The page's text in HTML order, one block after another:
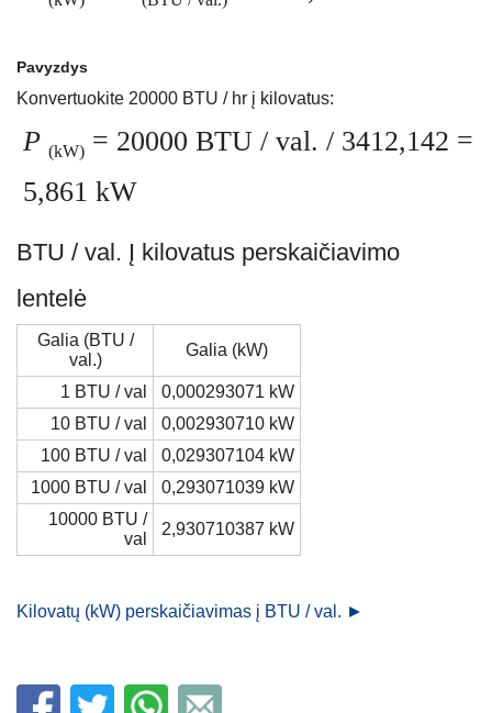
Pavyzdys
Konvertuokite 20000 BTU / hr į kilovatus:
P (kW) = 20000 BTU / val. / 3412,142 =
5,861 kW
BTU / val. Į kilovatus perskaičiavimo
lentelė
Galia (BTU /
val.)
Galia (kW)
1 BTU / val
0,000293071 kW
10 BTU / val
0,002930710 kW
100 BTU / val
0,029307104 kW
1000 BTU / val
0,293071039 kW
10000 BTU /
val
2,930710387 kW
Kilovatų (kW) perskaičiavimas į BTU / val. ►